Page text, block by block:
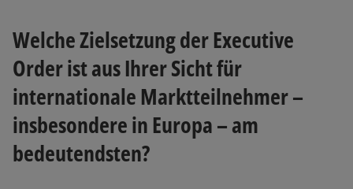
t
f
e
t
Welche Zielsetzung der Executive
Order ist aus Ihrer Sicht für
internationale Marktteilnehmer –
insbesondere in Europa – am
bedeutendsten?